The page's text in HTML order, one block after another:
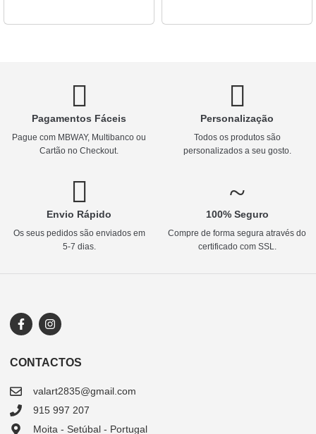
Pagamentos Fáceis
Pague com MBWAY, Multibanco ou
Cartão no Checkout.
Personalização
Todos os produtos são
personalizados a seu gosto.
Envio Rápido
Os seus pedidos são enviados em
5-7 dias.
100% Seguro
Compre de forma segura através do
certificado com SSL.
CONTACTOS
valart2835@gmail.com
915 997 207
Moita - Setúbal - Portugal